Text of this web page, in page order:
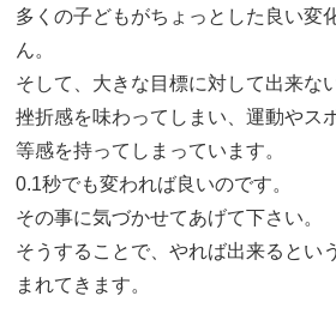
多くの子どもがちょっとした良い変
ん。
そして、大きな目標に対して出来な
挫折感を味わってしまい、運動やス
等感を持ってしまっています。
0.1秒でも変われば良いのです。
その事に気づかせてあげて下さい。
そうすることで、やれば出来るとい
まれてきます。